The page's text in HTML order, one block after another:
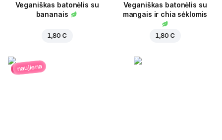
Veganiškas batonėlis su
bananais
1,80 €
Veganiškas batonėlis su
mangais ir chia sėklomis
1,80 €
naujiena